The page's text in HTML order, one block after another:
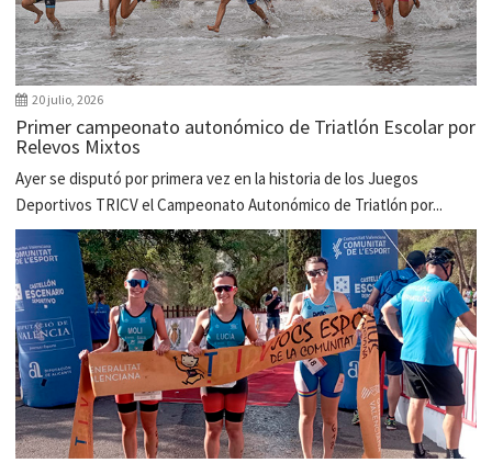
20 julio, 2026
Primer campeonato autonómico de Triatlón Escolar por
Relevos Mixtos
Ayer se disputó por primera vez en la historia de los Juegos
Deportivos TRICV el Campeonato Autonómico de Triatlón por...